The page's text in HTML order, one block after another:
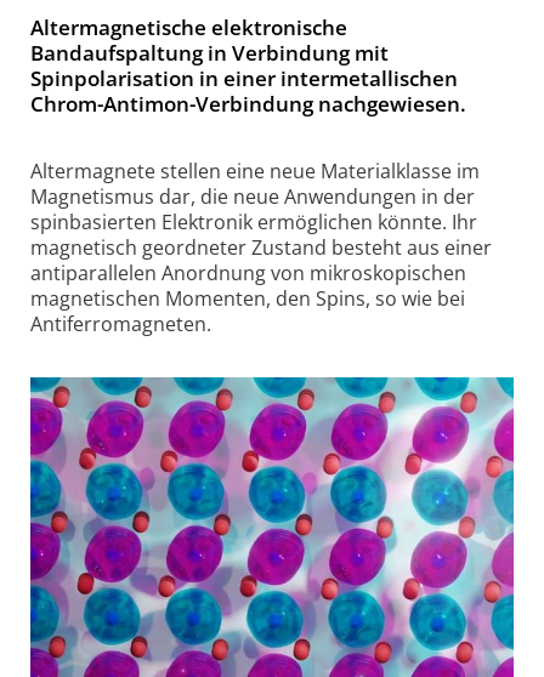
Altermagnetische elektronische
Bandaufspaltung in Verbindung mit
Spinpolarisation in einer intermetallischen
Chrom-Antimon-Verbindung nachgewiesen.
Altermagnete stellen eine neue Materialklasse im
Magnetismus dar, die neue Anwendungen in der
spinbasierten Elektronik ermöglichen könnte. Ihr
magnetisch geordneter Zustand besteht aus einer
antiparallelen Anordnung von mikroskopischen
magnetischen Momenten, den Spins, so wie bei
Antiferromagneten.